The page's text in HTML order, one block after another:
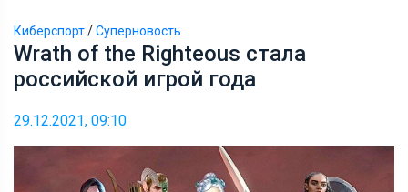
Киберспорт/Суперновость
Wrath of the Righteous стала
российской игрой года
29.12.2021, 09:10